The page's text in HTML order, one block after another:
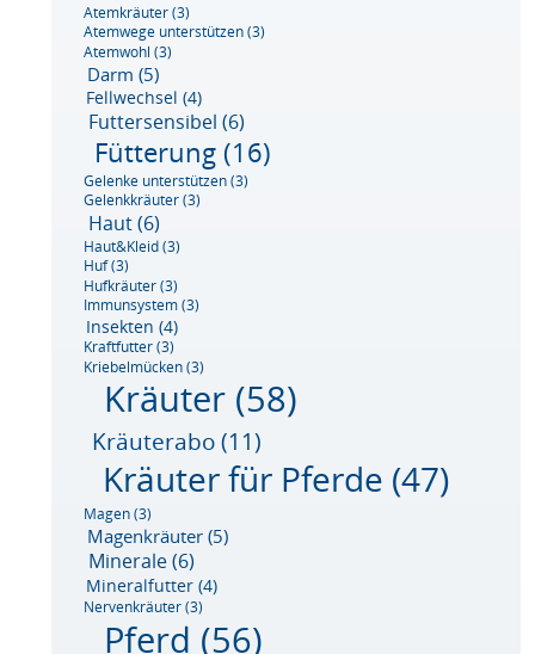
Atemkräuter(3)
Atemwege unterstützen(3)
Atemwohl (3)
Darm (5)
Fellwechsel (4)
Futtersensibel (6)
Fütterung (16)
Gelenke unterstützen(3)
Gelenkkräuter(3)
Haut(6)
Haut&Kleid(3)
Huf(3)
Hufkräuter(3)
Immunsystem(3)
Insekten (4)
Kraftfutter(3)
Kriebelmücken(3)
Kräuter (58)
Kräuterabo(11)
Kräuter für Pferde (47)
Magen(3)
Magenkräuter(5)
Minerale(6)
Mineralfutter(4)
Nervenkräuter(3)
Pferd (56)